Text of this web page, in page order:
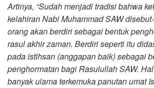
Artinya, “Sudah menjadi tradisi bahwa
kelahiran Nabi Muhammad SAW
orang akan berdiri sebagai bentuk
rasul akhir zaman. Berdiri seperti itu
pada istihsan (anggapan baik) sebagai
penghormatan bagi Rasulullah SAW.
banyak ulama terkemuka panutan umat